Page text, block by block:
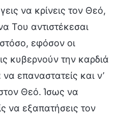
να κρίνεις τον Θεό,
Του αντιστέκεσαι
εφόσον οι
κυβερνούν την καρδιά
επαναστατείς και ν’
Θεό. Ίσως να
να εξαπατήσεις τον